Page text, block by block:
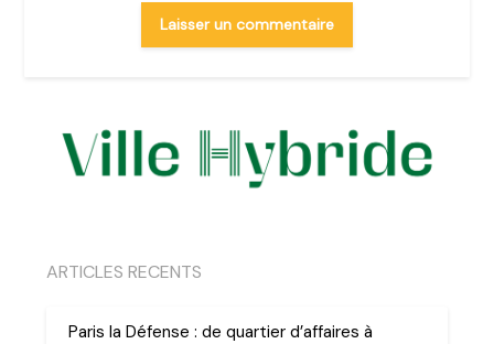
ARTICLES RECENTS
Paris la Défense : de quartier d’affaires à